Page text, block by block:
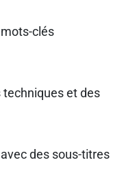
clés
et des
des sous-titres